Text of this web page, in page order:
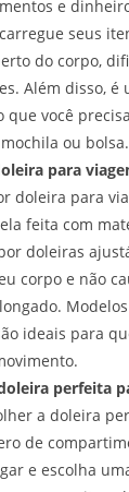
e
seus
do corpo,
Além disso, é
você
ou bolsa.
para
doleira para
feita com
doleiras
corpo e não
ideais para
perfeita
a doleira
de
e escolha